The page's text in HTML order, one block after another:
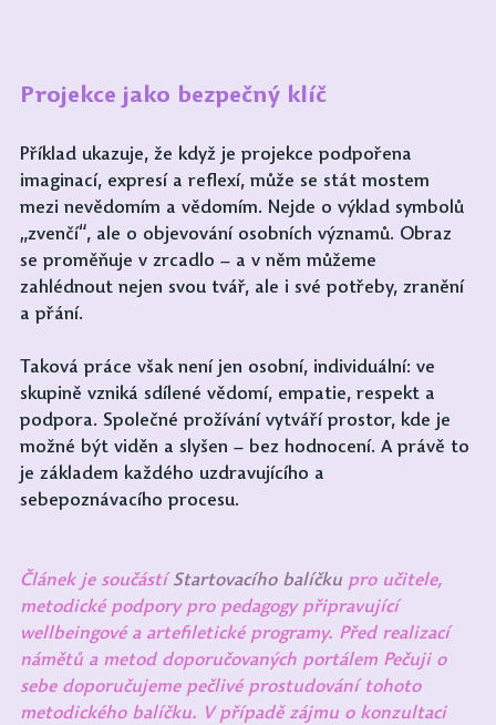
Projekce jako bezpečný klíč
Příklad ukazuje, že když je projekce podpořena
imaginací, expresí a reflexí, může se stát mostem
mezi nevědomím a vědomím. Nejde o výklad symbolů
„zvenčí“, ale o objevování osobních významů. Obraz
se proměňuje v zrcadlo – a v něm můžeme
zahlédnout nejen svou tvář, ale i své potřeby, zranění
a přání.
Taková práce však není jen osobní, individuální: ve
skupině vzniká sdílené vědomí, empatie, respekt a
podpora. Společné prožívání vytváří prostor, kde je
možné být viděn a slyšen – bez hodnocení. A právě to
je základem každého uzdravujícího a
sebepoznávacího procesu.
Článek je součástí Startovacího balíčku pro učitele,
metodické podpory pro pedagogy připravující
wellbeingové a artefiletické programy. Před realizací
námětů a metod doporučovaných portálem Pečuji o
sebe doporučujeme pečlivé prostudování tohoto
metodického balíčku. V případě zájmu o konzultaci